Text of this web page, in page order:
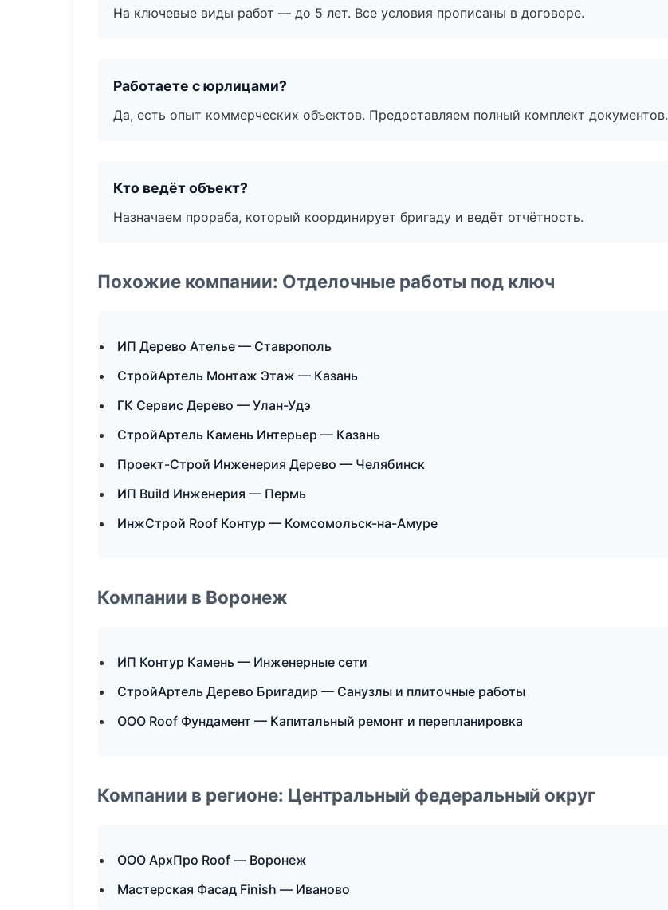
На ключевые виды работ — до 5 лет. Все условия прописаны в договоре.
Работаете с юрлицами?
Да, есть опыт коммерческих объектов. Предоставляем полный комплект документов.
Кто ведёт объект?
Назначаем прораба, который координирует бригаду и ведёт отчётность.
Похожие компании: Отделочные работы под ключ
ИП Дерево Ателье — Ставрополь
СтройАртель Монтаж Этаж — Казань
ГК Сервис Дерево — Улан-Удэ
СтройАртель Камень Интерьер — Казань
Проект-Строй Инженерия Дерево — Челябинск
ИП Build Инженерия — Пермь
ИнжСтрой Roof Контур — Комсомольск-на-Амуре
Компании в Воронеж
ИП Контур Камень — Инженерные сети
СтройАртель Дерево Бригадир — Санузлы и плиточные работы
ООО Roof Фундамент — Капитальный ремонт и перепланировка
Компании в регионе: Центральный федеральный округ
ООО АрхПро Roof — Воронеж
Мастерская Фасад Finish — Иваново